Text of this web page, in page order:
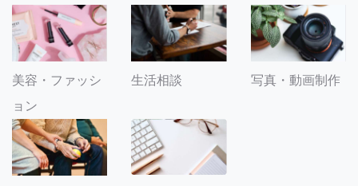
美容・ファッシ
ョン
生活相談 写真・動画制作